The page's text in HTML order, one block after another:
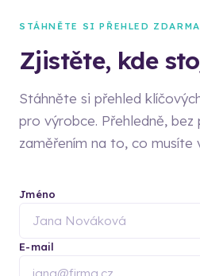
STÁHNĚTE SI PŘEHLED ZDARMA
Zjistěte, kde
Stáhněte si přehled
pro výrobce. Přehledně, bez
zaměřením na to, co musíte
Jméno
E-mail